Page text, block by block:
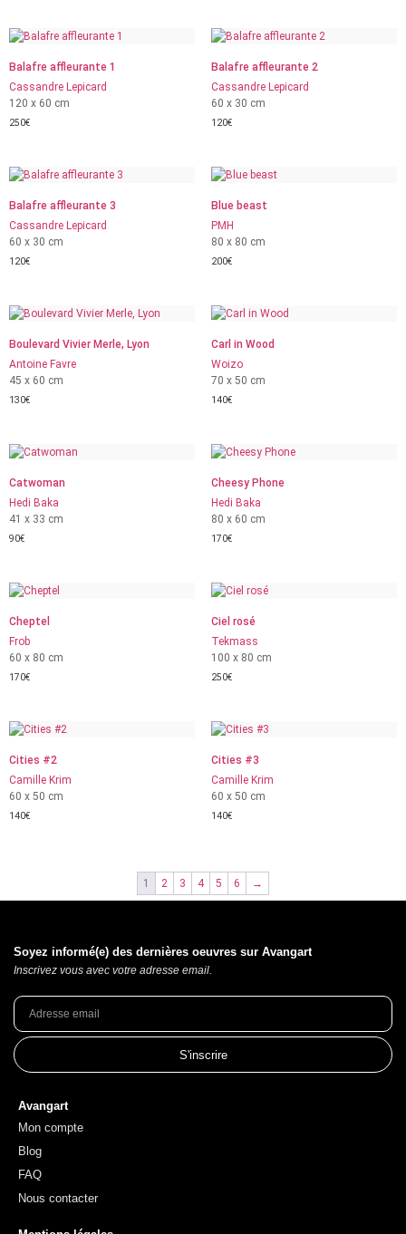
Balafre affleurante 1
Cassandre Lepicard
120 x 60 cm
250€
Balafre affleurante 2
Cassandre Lepicard
60 x 30 cm
120€
Balafre affleurante 3
Cassandre Lepicard
60 x 30 cm
120€
Blue beast
PMH
80 x 80 cm
200€
Boulevard Vivier Merle, Lyon
Antoine Favre
45 x 60 cm
130€
Carl in Wood
Woizo
70 x 50 cm
140€
Catwoman
Hedi Baka
41 x 33 cm
90€
Cheesy Phone
Hedi Baka
80 x 60 cm
170€
Cheptel
Frob
60 x 80 cm
170€
Ciel rosé
Tekmass
100 x 80 cm
250€
Cities #2
Camille Krim
60 x 50 cm
140€
Cities #3
Camille Krim
60 x 50 cm
140€
1 2 3 4 5 6 →
Avangart
Mon compte
Blog
FAQ
Nous contacter
Soyez informé(e) des dernières oeuvres sur Avangart
Inscrivez vous avec votre adresse email.
S'inscrire